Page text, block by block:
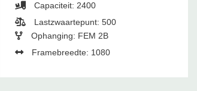
Capaciteit: 2400
Lastzwaartepunt: 500
Ophanging: FEM 2B
Framebreedte: 1080